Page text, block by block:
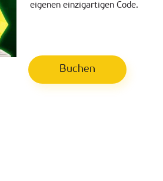
eigenen einzigartigen Code.
Buchen